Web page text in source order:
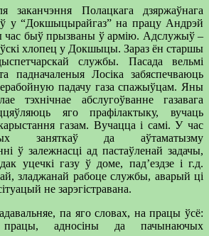
заканчэння Полацкага дзяржаўнага
у “Докшыцырайгаз” на працу Андрэй
час быў прызваны ў армію. Адслужыў –
хлопец у Докшыцы. Зараз ён старшы
службы. Пасада вельмі
падначаленыя Лосіка забяспечваюць
падачу газа спажыўцам. Яны
тэхнічнае абслугоўванне газавага
яго прафілактыку, вучаць
газам. Вучацца і самі. У час
заняткаў да аўтаматызму
ў залежнасці ад пастаўленай задачы,
уцечкі газу ў доме, пад’ездзе і г.д.
зладжанай рабоце службы, аварый ці
не зарэгістравана.
па яго словах, на працы ўсё:
адносіны да пачынаючых